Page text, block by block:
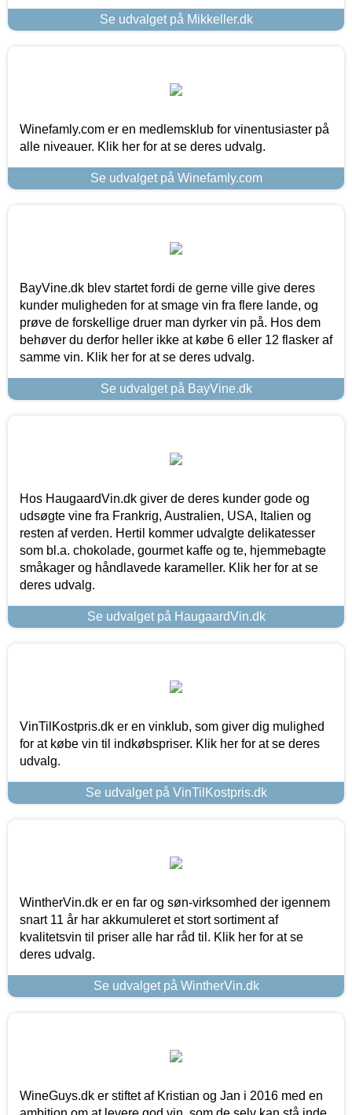
Se udvalget på Mikkeller.dk
Winefamly.com er en medlemsklub for vinentusiaster på
alle niveauer. Klik her for at se deres udvalg.
Se udvalget på Winefamly.com
BayVine.dk blev startet fordi de gerne ville give deres
kunder muligheden for at smage vin fra flere lande, og
prøve de forskellige druer man dyrker vin på. Hos dem
behøver du derfor heller ikke at købe 6 eller 12 flasker af
samme vin. Klik her for at se deres udvalg.
Se udvalget på BayVine.dk
Hos HaugaardVin.dk giver de deres kunder gode og
udsøgte vine fra Frankrig, Australien, USA, Italien og
resten af verden. Hertil kommer udvalgte delikatesser
som bl.a. chokolade, gourmet kaffe og te, hjemmebagte
småkager og håndlavede karameller. Klik her for at se
deres udvalg.
Se udvalget på HaugaardVin.dk
VinTilKostpris.dk er en vinklub, som giver dig mulighed
for at købe vin til indkøbspriser. Klik her for at se deres
udvalg.
Se udvalget på VinTilKostpris.dk
WintherVin.dk er en far og søn-virksomhed der igennem
snart 11 år har akkumuleret et stort sortiment af
kvalitetsvin til priser alle har råd til. Klik her for at se
deres udvalg.
Se udvalget på WintherVin.dk
WineGuys.dk er stiftet af Kristian og Jan i 2016 med en